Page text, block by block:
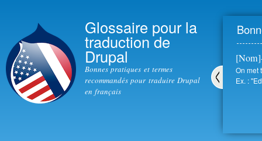
Glossaire pour la
traduction de
Drupal
Bonnes pratiques et termes
recommandés pour traduire Drupal
en français
On met
Ex. :